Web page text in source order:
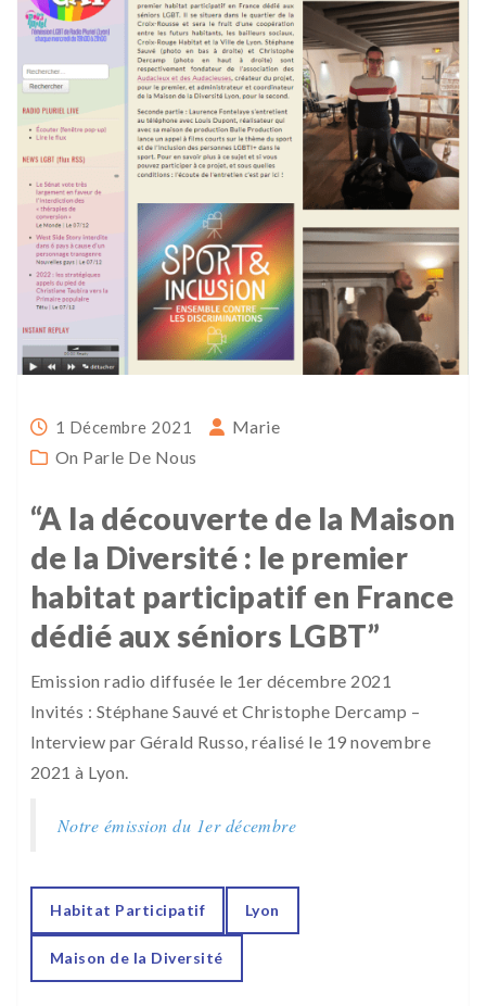
1 Décembre 2021
Marie
On Parle De Nous
“A la découverte de la Maison
de la Diversité : le premier
habitat participatif en France
dédié aux séniors LGBT”
Emission radio diffusée le 1er décembre 2021
Invités : Stéphane Sauvé et Christophe Dercamp –
Interview par Gérald Russo, réalisé le 19 novembre
2021 à Lyon.
Notre émission du 1er décembre
Habitat Participatif Lyon
Maison de la Diversité